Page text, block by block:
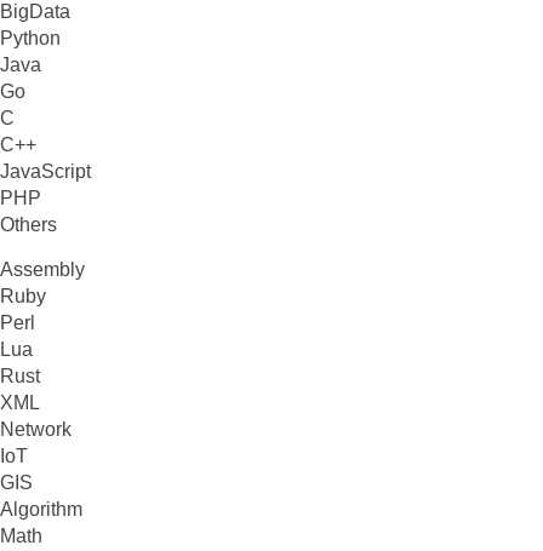
BigData
Python
Java
Go
C
C++
JavaScript
PHP
Others
Assembly
Ruby
Perl
Lua
Rust
XML
Network
IoT
GIS
Algorithm
Math